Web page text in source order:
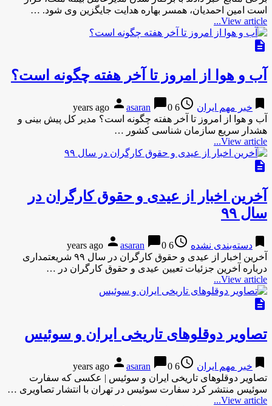
است امین احمدیان، همسر بهاره هدایت جایگزین وی شود. …
View article...
description
آب و هوا از امروز تا آخر هفته چگونه است؟
bookmark خبر مهم ایران access_time
6 years ago
person asaran chat_bubble0
آب و هوا از امروز تا آخر هفته چگونه است؟ مدیر کل پیش بینی و
هشدار سریع سازمان شناسی کشور …
View article...
description
آخرین اخبار از عیدی و حقوق کارگران در
سال ۹۹
bookmark دسته‌بندی نشده access_time
6 years ago
person asaran chat_bubble0
آخرین اخبار از عیدی و حقوق کارگران در سال ۹۹ شریعتمداری
درباره آخرین جزئیات تعیین عیدی و حقوق کارگران در …
View article...
description
تصاویر دوقلوهای تاریخی ایران و سوئیس
bookmark خبر مهم ایران access_time
6 years ago
person asaran chat_bubble0
تصاویر دوقلوهای تاریخی ایران و سوئیس | عکسی که سفارت
سوئیس منتشر کرد سفارت سوئیس در تهران با انتشار تصاویری …
View article...